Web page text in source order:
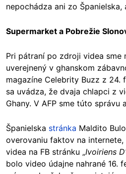
nepochádza ani zo Španielska,
Supermarket a Pobrežie
Pri pátraní po zdroji videa sme
uverejnený v ghanskom
magazíne Celebrity Buzz z 24.
sa uvádza, že dvaja chlapci z
Ghany. V AFP sme túto správu
Španielska stránka Maldito
overovaniu faktov na
videa na FB stránku „Ivoiriens
bolo video údajne nahrané 16.